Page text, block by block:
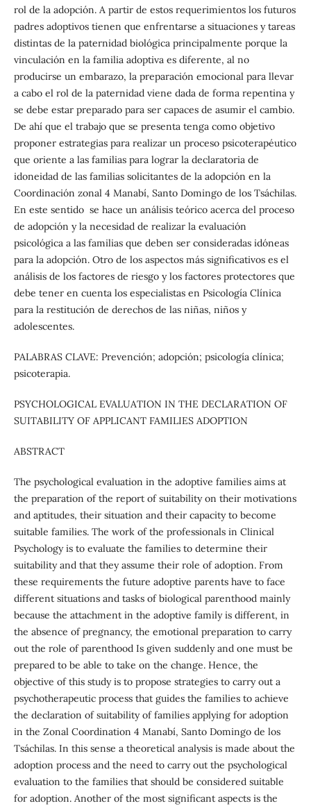
rol de la adopción. A partir de estos requerimientos los futuros
padres adoptivos tienen que enfrentarse a situaciones y tareas
distintas de la paternidad biológica principalmente porque la
vinculación en la familia adoptiva es diferente, al no
producirse un embarazo, la preparación emocional para llevar
a cabo el rol de la paternidad viene dada de forma repentina y
se debe estar preparado para ser capaces de asumir el cambio.
De ahí que el trabajo que se presenta tenga como objetivo
proponer estrategias para realizar un proceso psicoterapéutico
que oriente a las familias para lograr la declaratoria de
idoneidad de las familias solicitantes de la adopción en la
Coordinación zonal 4 Manabí, Santo Domingo de los Tsáchilas.
En este sentido se hace un análisis teórico acerca del proceso
de adopción y la necesidad de realizar la evaluación
psicológica a las familias que deben ser consideradas idóneas
para la adopción. Otro de los aspectos más significativos es el
análisis de los factores de riesgo y los factores protectores que
debe tener en cuenta los especialistas en Psicología Clínica
para la restitución de derechos de las niñas, niños y
adolescentes.
PALABRAS CLAVE: Prevención; adopción; psicología clínica;
psicoterapia.
PSYCHOLOGICAL EVALUATION IN THE DECLARATION OF
SUITABILITY OF APPLICANT FAMILIES ADOPTION
ABSTRACT
The psychological evaluation in the adoptive families aims at
the preparation of the report of suitability on their motivations
and aptitudes, their situation and their capacity to become
suitable families. The work of the professionals in Clinical
Psychology is to evaluate the families to determine their
suitability and that they assume their role of adoption. From
these requirements the future adoptive parents have to face
different situations and tasks of biological parenthood mainly
because the attachment in the adoptive family is different, in
the absence of pregnancy, the emotional preparation to carry
out the role of parenthood Is given suddenly and one must be
prepared to be able to take on the change. Hence, the
objective of this study is to propose strategies to carry out a
psychotherapeutic process that guides the families to achieve
the declaration of suitability of families applying for adoption
in the Zonal Coordination 4 Manabí, Santo Domingo de los
Tsáchilas. In this sense a theoretical analysis is made about the
adoption process and the need to carry out the psychological
evaluation to the families that should be considered suitable
for adoption. Another of the most significant aspects is the